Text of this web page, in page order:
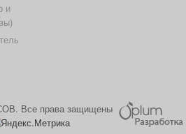
и
Все права защищены